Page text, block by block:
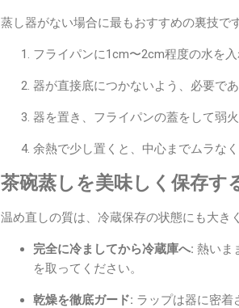
蒸し器がない場合に最もおすすめの裏技です
フライパンに1cm〜2cm程度の水を入
器が直接底につかないよう、必要で
器を置き、フライパンの蓋をして弱
余熱で少し置くと、中心までムラなく
茶碗蒸しを美味しく保存す
温め直しの質は、冷蔵保存の状態にも大き
完全に冷ましてから冷蔵庫へ: 熱いま
を取ってください。
乾燥を徹底ガード: ラップは器に密着